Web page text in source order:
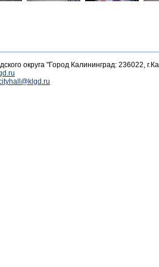
округа "Город Калининград: 236022,